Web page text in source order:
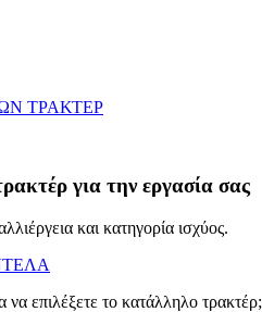
ΤΡΑΚΤΕΡ
για την εργασία σας
και κατηγορία ισχύος.
να επιλέξετε το κατάλληλο τρακτέρ;